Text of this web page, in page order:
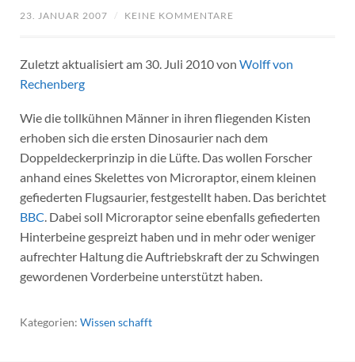
23. JANUAR 2007 / KEINE KOMMENTARE
Zuletzt aktualisiert am 30. Juli 2010 von Wolff von
Rechenberg
Wie die tollkühnen Männer in ihren fliegenden Kisten
erhoben sich die ersten Dinosaurier nach dem
Doppeldeckerprinzip in die Lüfte. Das wollen Forscher
anhand eines Skelettes von Microraptor, einem kleinen
gefiederten Flugsaurier, festgestellt haben. Das berichtet
BBC. Dabei soll Microraptor seine ebenfalls gefiederten
Hinterbeine gespreizt haben und in mehr oder weniger
aufrechter Haltung die Auftriebskraft der zu Schwingen
gewordenen Vorderbeine unterstützt haben.
Kategorien: Wissen schafft